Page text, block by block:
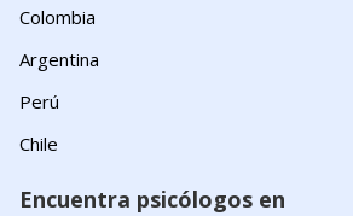
Colombia
Argentina
Perú
Chile
Encuentra psicólogos en